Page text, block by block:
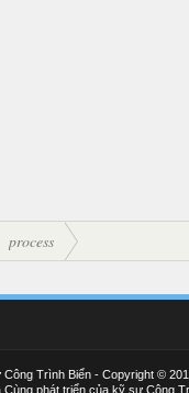
process
Trình Biển - Copyright ©
phát triển của kỹ sư Công